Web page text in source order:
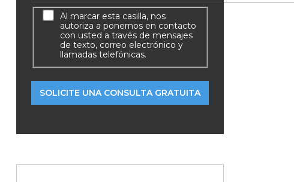
Al marcar esta casilla, nos
autoriza a ponernos en contacto
con usted a través de mensajes
de texto, correo electrónico y
llamadas telefónicas.